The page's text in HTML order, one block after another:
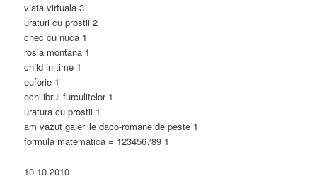
viata virtuala 3
uraturi cu prostii 2
chec cu nuca 1
rosia montana 1
child in time 1
euforie 1
echilibrul furculitelor 1
uratura cu prostii 1
am vazut galeriile daco-romane de peste 1
formula matematica = 123456789 1
10.10.2010